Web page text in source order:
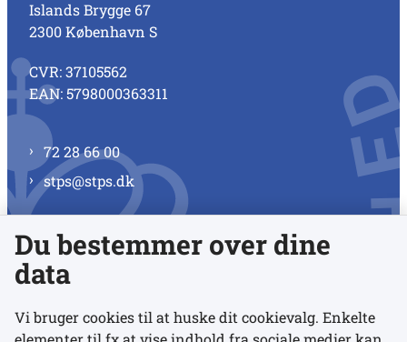
Islands Brygge 67
2300 København S
CVR: 37105562
EAN: 5798000363311
72 28 66 00
stps@stps.dk
Se alle kontaktnumre
Du bestemmer over dine
data
Vi bruger cookies til at huske dit cookievalg. Enkelte